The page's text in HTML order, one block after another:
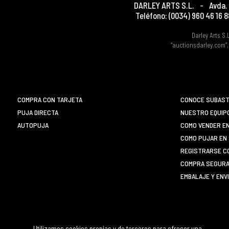
DARLEY ARTS S.L. -
Teléfono: (0034) 960 46 16
Darley Arts
COMPRA CON TARJETA
PUJA DIRECTA
AUTOPUJA
CONOCE
NUESTRO
COMO VENDER
COMO PUJAR
REGISTRARSE
COMPRA
EMBALAJE Y